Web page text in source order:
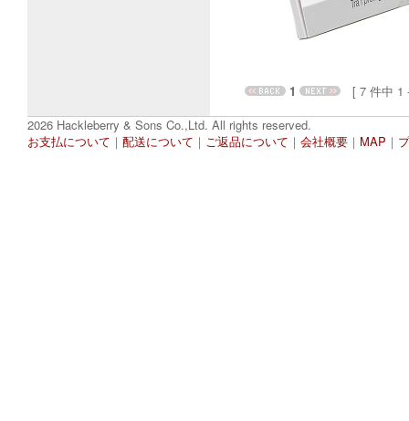
1
[ 7 件中 1
2026 Hackleberry & Sons Co.,Ltd. All rights reserved.
お支払について ｜ 配送について ｜ ご返品について ｜ 会社概要 ｜ MAP ｜